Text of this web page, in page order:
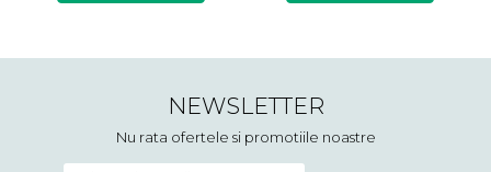
NEWSLETTER
Nu rata ofertele si promotiile noastre